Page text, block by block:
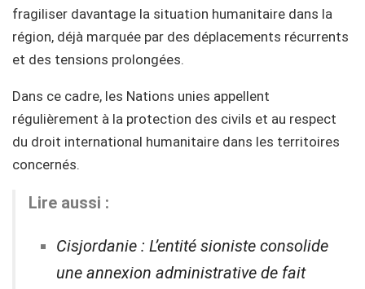
fragiliser davantage la situation humanitaire dans la
région, déjà marquée par des déplacements récurrents
et des tensions prolongées.
Dans ce cadre, les Nations unies appellent
régulièrement à la protection des civils et au respect
du droit international humanitaire dans les territoires
concernés.
Lire aussi :
Cisjordanie : L’entité sioniste consolide
une annexion administrative de fait